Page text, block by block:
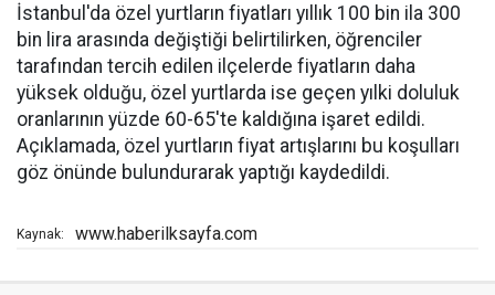
İstanbul'da özel yurtların fiyatları yıllık 100 bin ila 300
bin lira arasında değiştiği belirtilirken, öğrenciler
tarafından tercih edilen ilçelerde fiyatların daha
yüksek olduğu, özel yurtlarda ise geçen yılki doluluk
oranlarının yüzde 60-65'te kaldığına işaret edildi.
Açıklamada, özel yurtların fiyat artışlarını bu koşulları
göz önünde bulundurarak yaptığı kaydedildi.
Kaynak: www.haberilksayfa.com